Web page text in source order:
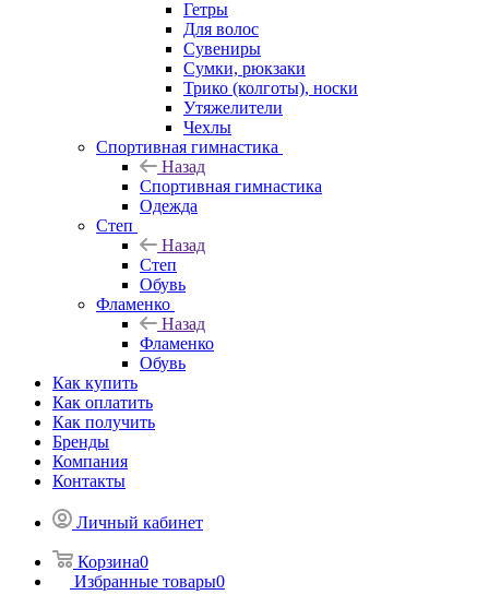
Гетры
Для волос
Сувениры
Сумки, рюкзаки
Трико (колготы), носки
Утяжелители
Чехлы
Спортивная гимнастика
Назад
Спортивная гимнастика
Одежда
Степ
Назад
Степ
Обувь
Фламенко
Назад
Фламенко
Обувь
Как купить
Как оплатить
Как получить
Бренды
Компания
Контакты
Личный кабинет
Корзина0
Избранные товары0